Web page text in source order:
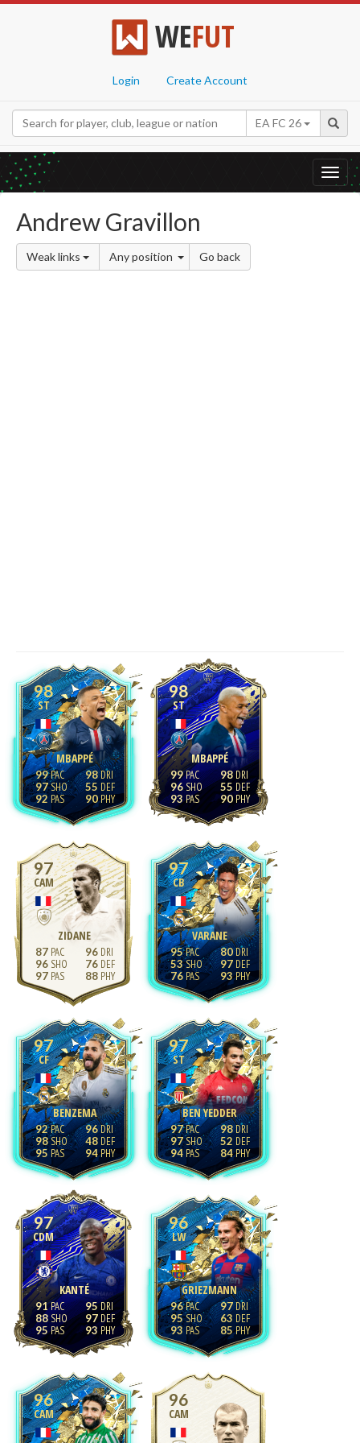
WEFUT
Login Create Account
EA FC 26
Andrew Gravillon
Weak links Any position Go back
98
ST
MBAPPÉ
99
97
92
98
55
90
98
ST
MBAPPÉ
99
96
93
98
55
90
97
CAM
ZIDANE
87
96
97
96
76
88
97
CB
VARANE
95
53
76
80
97
93
97
CF
BENZEMA
92
98
95
96
48
94
97
ST
BEN YEDDER
97
97
94
98
52
84
97
CDM
KANTÉ
91
88
95
95
97
93
96
LW
GRIEZMANN
96
95
93
97
63
85
96
CAM
96
CAM